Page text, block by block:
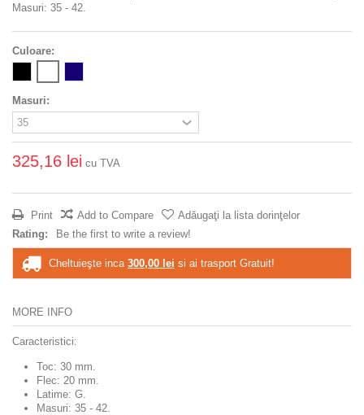
Masuri: 35 - 42.
Culoare:
Masuri:
325,16 lei cu TVA
Print Add to Compare
Adăugaţi la lista dorinţelor
Rating:
Be the first to write a review!
Cheltuieşte inca 300,00 lei si ai trasport Gratuit!
MORE INFO
Caracteristici:
Toc: 30 mm.
Flec: 20 mm.
Latime: G.
Masuri: 35 - 42.